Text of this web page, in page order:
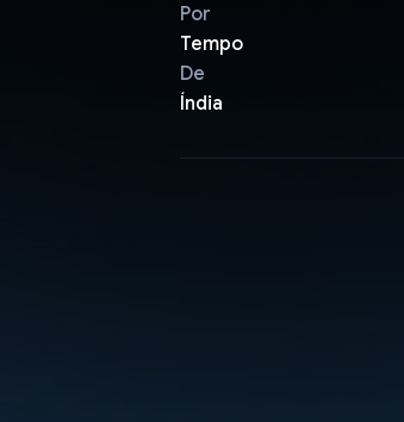
Por
Tempo
De
Índia